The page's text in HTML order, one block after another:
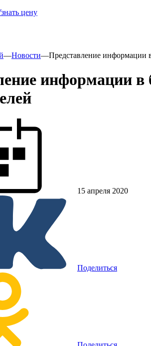
цену
—Новости—Представление информации
информации в
15 апреля 2020
Поделиться